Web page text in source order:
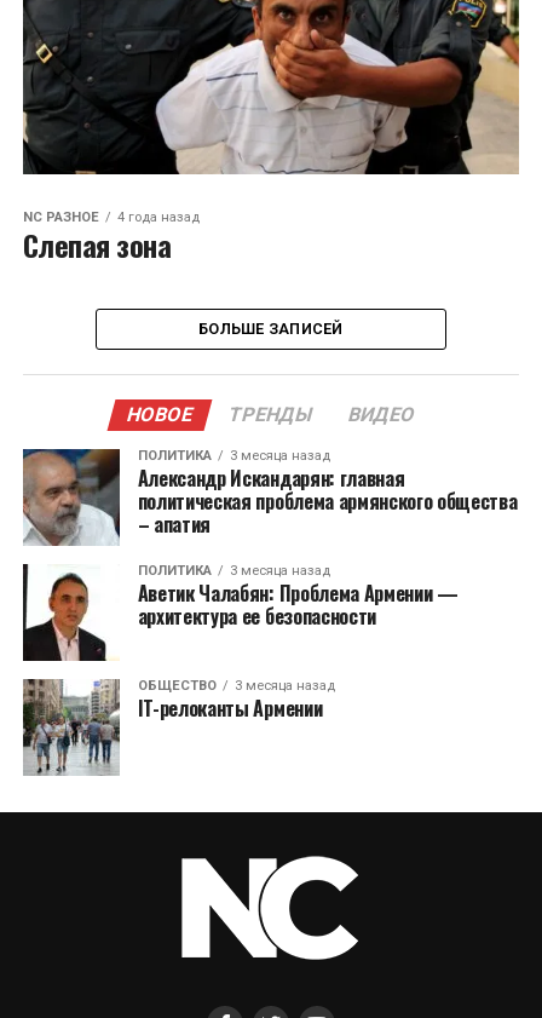
NC РАЗНОЕ 4 года назад
Слепая зона
БОЛЬШЕ ЗАПИСЕЙ
НОВОЕ ТРЕНДЫ ВИДЕО
ПОЛИТИКА 3 месяца назад
Александр Искандарян: главная
политическая проблема армянского общества
– апатия
ПОЛИТИКА 3 месяца назад
Аветик Чалабян: Проблема Армении —
архитектура ее безопасности
ОБЩЕСТВО 3 месяца назад
IT-релоканты Армении